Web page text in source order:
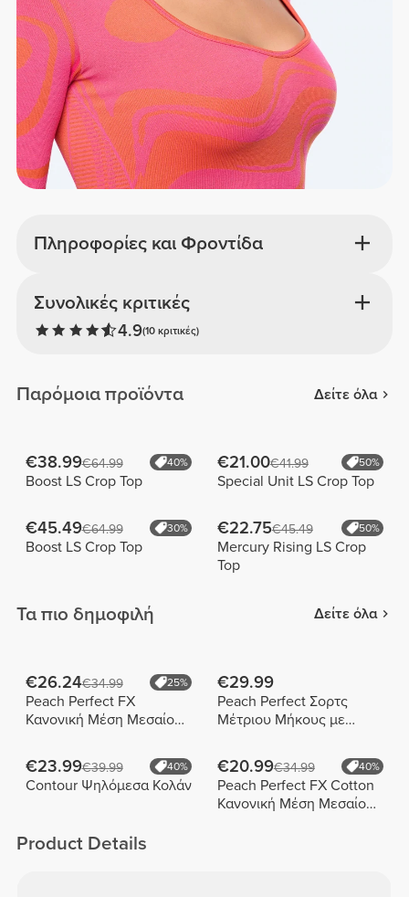
Πληροφορίες και Φροντίδα
Συνολικές κριτικές
4.9(10 κριτικές)
Παρόμοια προϊόντα Δείτε όλα
€38.99€64.99 40%
Boost LS Crop Top
€21.00€41.99 50%
Special Unit LS Crop Top
€45.49€64.99 30%
Boost LS Crop Top
€22.75€45.49 50%
Mercury Rising LS Crop
Top
Τα πιο δημοφιλή Δείτε όλα
€26.24€34.99 25%
Peach Perfect FX
Κανονική Μέση Μεσαίου
€29.99
Peach Perfect Σορτς
Μέτριου Μήκους με
€23.99€39.99 40%
Contour Ψηλόμεσα Κολάν
€20.99€34.99 40%
Peach Perfect FX Cotton
Κανονική Μέση Μεσαίου
Product Details